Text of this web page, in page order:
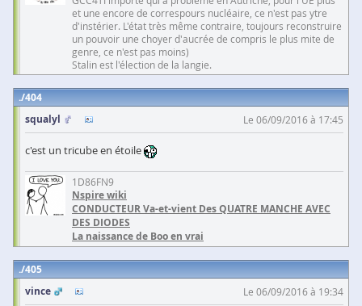
et une encore de correspours nucléaire, ce n'est pas ytre
d'instérier. L'état très même contraire, toujours reconstruire
un pouvoir une choyer d'aucrée de compris le plus mite de
genre, ce n'est pas moins)
Stalin est l'élection de la langie.
404
squalyl
Le 06/09/2016 à 17:45
c'est un tricube en étoile
1D86FN9
Nspire wiki
CONDUCTEUR Va-et-vient Des QUATRE MANCHE AVEC
DES DIODES
La naissance de Boo en vrai
405
vince
Le 06/09/2016 à 19:34